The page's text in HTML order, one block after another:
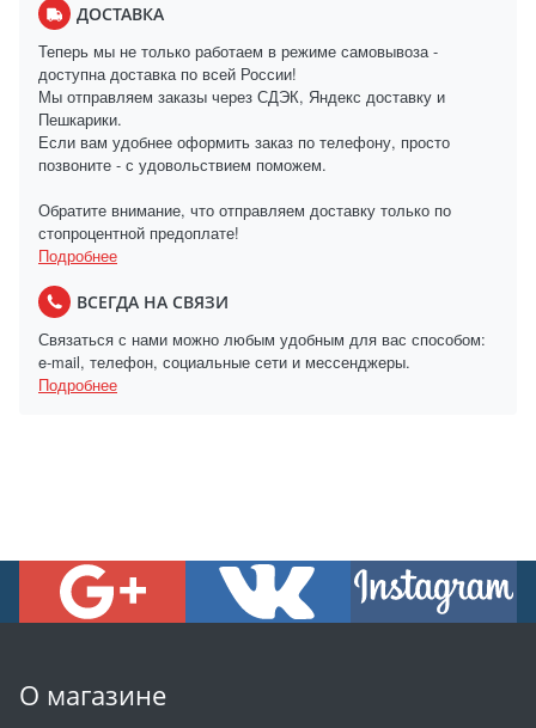
ДОСТАВКА
Теперь мы не только работаем в режиме самовывоза -
доступна доставка по всей России!
Мы отправляем заказы через СДЭК, Яндекс доставку и
Пешкарики.
Если вам удобнее оформить заказ по телефону, просто
позвоните - с удовольствием поможем.
Обратите внимание, что отправляем доставку только по
стопроцентной предоплате!
Подробнее
ВСЕГДА НА СВЯЗИ
Связаться с нами можно любым удобным для вас способом:
e-mail, телефон, социальные сети и мессенджеры.
Подробнее
О магазине